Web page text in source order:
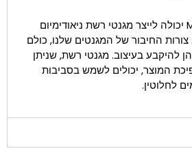
חברתנו Magnetexane יכולה לייצר מגנטי רשת ניאודימיום
צורות החיבור של המגנטים שלנו, כולם
הן להיקבע בעיצוב. מגנטי רשת, שניתן
המוצר, יכולים לשמש בסביבות
לחלוטין.